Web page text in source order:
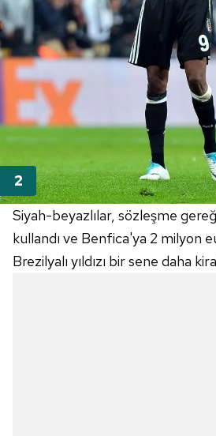
Siyah-beyazlılar, sözleşme
kullandı ve Benfica'ya 2 milyon
Brezilyalı yıldızı bir sene daha